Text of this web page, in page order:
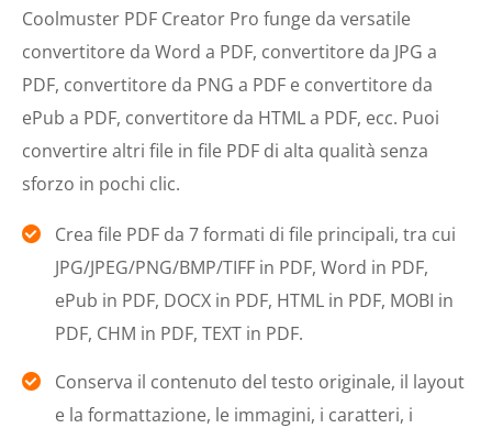
Coolmuster PDF Creator Pro funge da versatile
convertitore da Word a PDF, convertitore da JPG a
PDF, convertitore da PNG a PDF e convertitore da
ePub a PDF, convertitore da HTML a PDF, ecc. Puoi
convertire altri file in file PDF di alta qualità senza
sforzo in pochi clic.
Crea file PDF da 7 formati di file principali, tra cui
JPG/JPEG/PNG/BMP/TIFF in PDF, Word in PDF,
ePub in PDF, DOCX in PDF, HTML in PDF, MOBI in
PDF, CHM in PDF, TEXT in PDF.
Conserva il contenuto del testo originale, il layout
e la formattazione, le immagini, i caratteri, i